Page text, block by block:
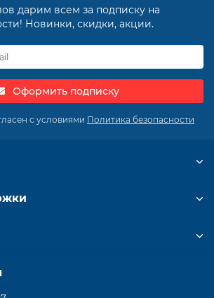
дарим всем за подписку на
Новинки, скидки, акции.
Оформить подписку
с условиями Политика безопасности